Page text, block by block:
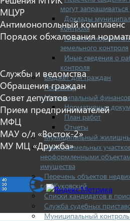
могут
Доклады
контроля
Проекты
земельного контроля
Иные сведения о
контроля
Бюджет для граждан
Росреестр
Муниципальный
Нормативные
План работ
Отчеты
Муниципальный
Реестр земельных
неоформленными
имущества
Перечень объектов
г.о. Жуковский
Списки кандидатов в
Служба судебных
Муниципальный
МЦУР
Антимонопольный комплаенс
Порядок обжалования
Службы и ведомства
Обращения граждан
Совет депутатов
Прием предпринимателей
МФЦ
МАУ о/л «Восток-2»
МУ МЦ «Дружба»